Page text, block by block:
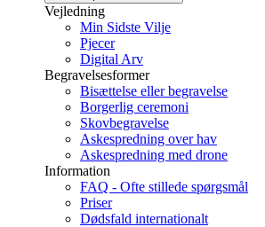
Vejledning
Min Sidste Vilje
Pjecer
Digital Arv
Begravelsesformer
Bisættelse eller begravelse
Borgerlig ceremoni
Skovbegravelse
Askespredning over hav
Askespredning med drone
Information
FAQ - Ofte stillede spørgsmål
Priser
Dødsfald internationalt